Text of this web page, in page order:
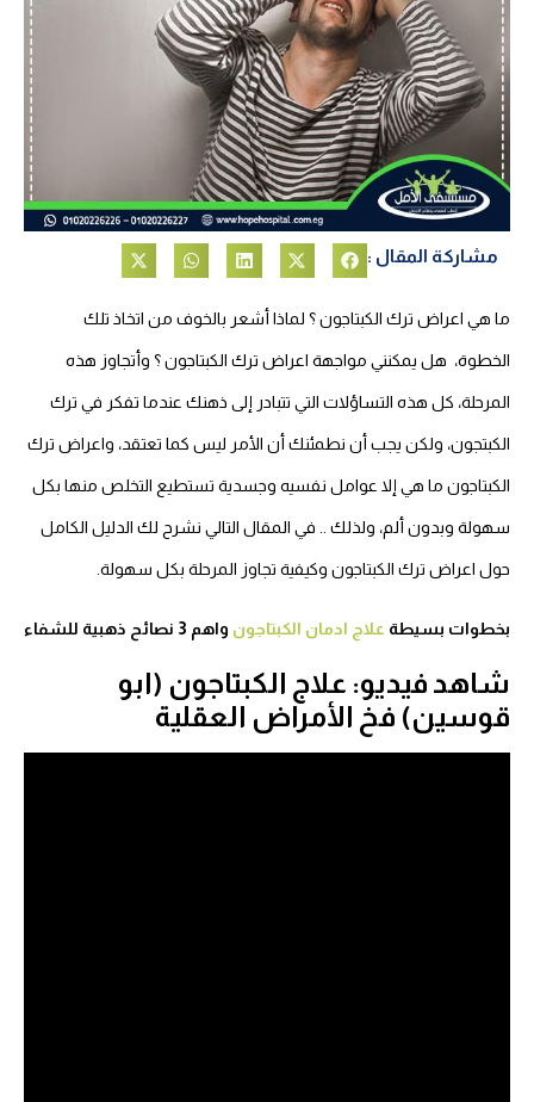
مشاركة المقال :
ما هي اعراض ترك الكبتاجون ؟ لماذا أشعر بالخوف من اتخاذ تلك
الخطوة، هل يمكنني مواجهة اعراض ترك الكبتاجون ؟ وأتجاوز هذه
المرحلة، كل هذه التساؤلات التي تتبادر إلى ذهنك عندما تفكر في ترك
الكبتجون، ولكن يجب أن نطمئنك أن الأمر ليس كما تعتقد، واعراض ترك
الكبتاجون ما هي إلا عوامل نفسيه وجسدية تستطيع التخلص منها بكل
سهولة وبدون ألم، ولذلك .. في المقال التالي نشرح لك الدليل الكامل
حول اعراض ترك الكبتاجون وكيفية تجاوز المرحلة بكل سهولة.
بخطوات بسيطة علاج ادمان الكبتاجون واهم 3 نصائح ذهبية للشفاء
شاهد فيديو: علاج الكبتاجون (ابو
قوسين) فخ الأمراض العقلية